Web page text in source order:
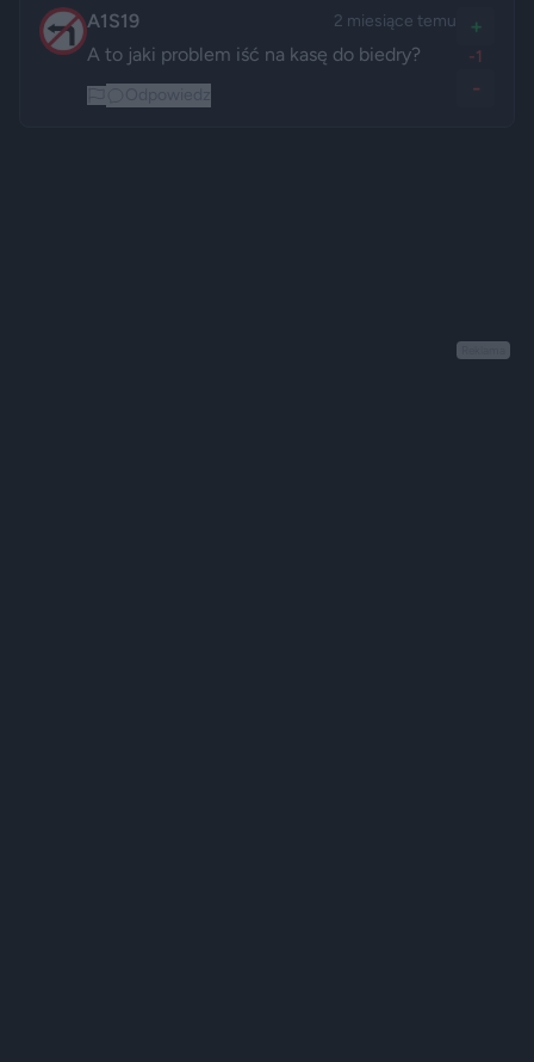
A1S19 2 miesiące temu
A to jaki problem iść na kasę do biedry?
+
-1
-